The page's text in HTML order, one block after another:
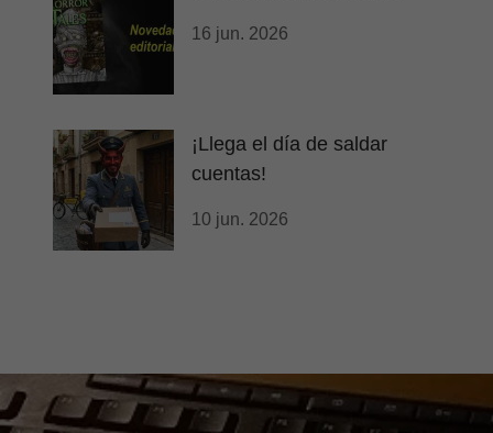
16 jun. 2026
¡Llega el día de saldar
cuentas!
10 jun. 2026